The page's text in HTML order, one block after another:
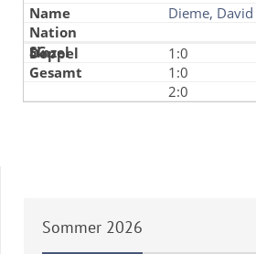
Dieme, David
1:0
1:0
2:0
Sommer 2026